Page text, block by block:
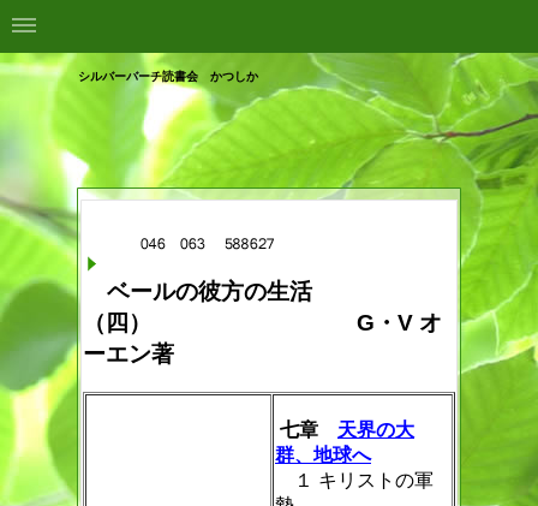
シルバーバーチ読書会 かつしか
ベールの彼方の生活
（四） G・V オ
ーエン著
七章 天界の大
群、地球へ
１ キリストの軍